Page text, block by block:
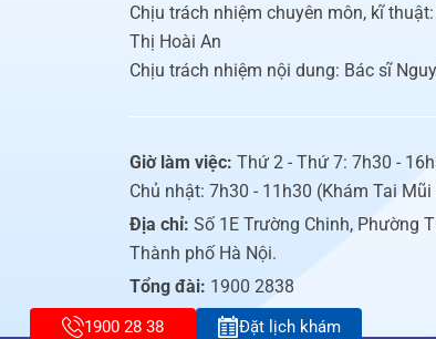
Chịu trách nhiệm chuyên môn, kĩ
Thị Hoài An
Chịu trách nhiệm nội dung: Bác sĩ
Giờ làm việc: Thứ 2 - Thứ 7: 7h30 -
Chủ nhật: 7h30 - 11h30 (Khám Tai Mũi
Địa chỉ: Số 1E Trường Chinh, Phường
Thành phố Hà Nội.
Tổng đài: 1900 2838
1900 28 38 Đặt lịch khám